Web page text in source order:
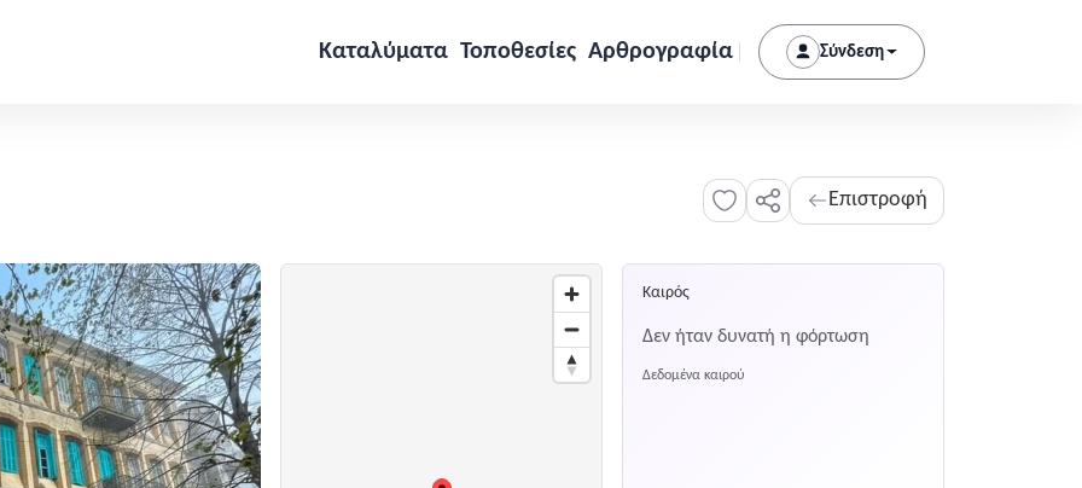
Καταλύματα Τοποθεσίες Αρθρογραφία Σύνδεση
Επιστροφή
Καιρός
Δεν ήταν δυνατή η φόρτωση
Δεδομένα καιρού